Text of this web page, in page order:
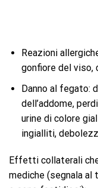
Reazioni
gonfiore del viso,
Danno al fegato:
dell’addome,
urine di colore
ingialliti,
Effetti collaterali
mediche (segnala